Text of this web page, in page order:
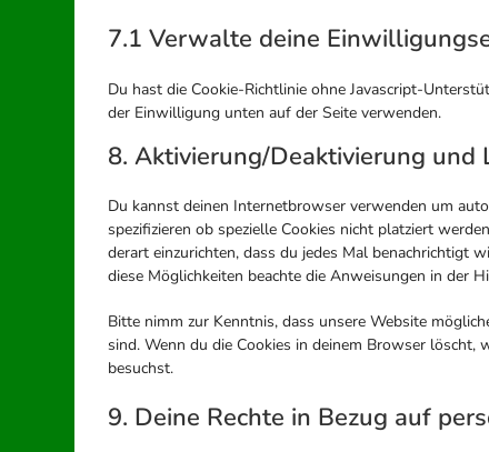
7.1 Verwalte deine
Du hast die Cookie-Richtlinie ohne Javascript-
der Einwilligung unten auf der Seite verwenden.
8. Aktivierung/Deaktivierung und
Du kannst deinen Internetbrowser verwenden um
spezifizieren ob spezielle Cookies nicht platziert
derart einzurichten, dass du jedes Mal benachrichtigt
diese Möglichkeiten beachte die Anweisungen in der
Bitte nimm zur Kenntnis, dass unsere Website
sind. Wenn du die Cookies in deinem Browser
besuchst.
9. Deine Rechte in Bezug auf